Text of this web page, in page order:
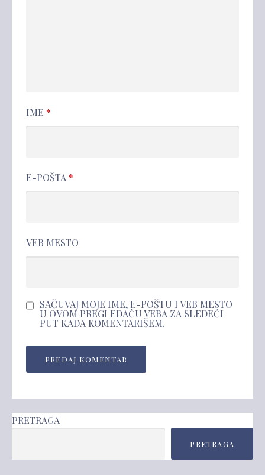
IME *
E-POŠTA *
VEB MESTO
SAČUVAJ MOJE IME, E-POŠTU I VEB MESTO
U OVOM PREGLEDAČU VEBA ZA SLEDEĆI
PUT KADA KOMENTARIŠEM.
PRETRAGA
PRETRAGA